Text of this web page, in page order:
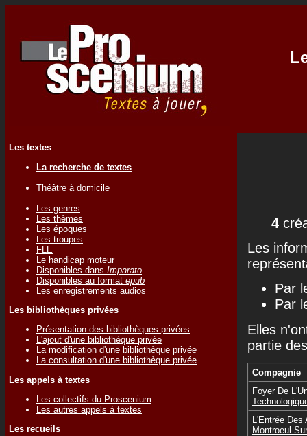
Les textes
La recherche de textes
Théâtre à domicile
Les genres
Les thèmes
Les époques
Les troupes
FLE
Le handicap moteur
Disponibles dans Imparato
Disponibles au format epub
Les enregistrements audios
Les bibliothèques privées
Présentation des bibliothèques privées
L'ajout d'une bibliothèque privée
La modification d'une bibliothèque privée
La consultation d'une bibliothèque privée
Les appels à textes
Les collectifs du Proscenium
Les autres appels à textes
Les recueils
4
Les
Par
Par
Elles
partie
Compagnie
Foyer De
L'Entrée
Montroeul